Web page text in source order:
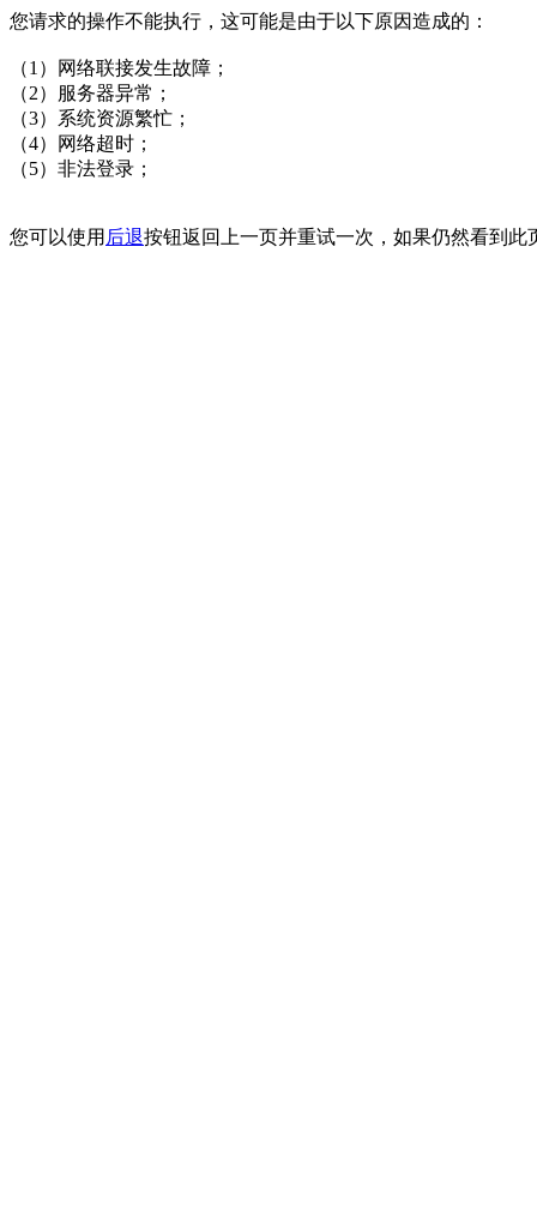
您请求的操作不能执行，这可能是由于以下原因造成的：
（1）网络联接发生故障；
（2）服务器异常；
（3）系统资源繁忙；
（4）网络超时；
（5）非法登录；
您可以使用 后退按钮返回上一页并重试一次，如果仍然看到此